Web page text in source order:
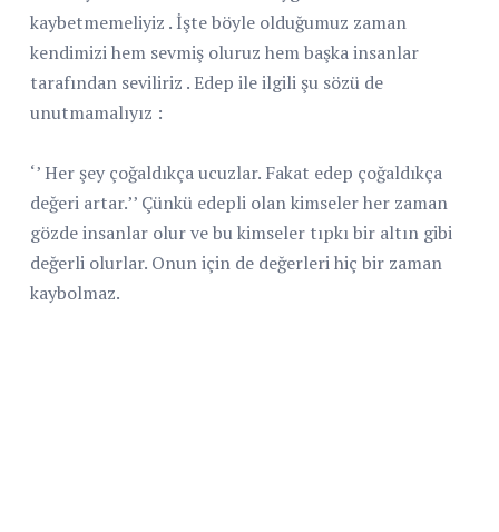
kaybetmemeliyiz . İşte böyle olduğumuz zaman
kendimizi hem sevmiş oluruz hem başka insanlar
tarafından seviliriz . Edep ile ilgili şu sözü de
unutmamalıyız :
‘’ Her şey çoğaldıkça ucuzlar. Fakat edep çoğaldıkça
değeri artar.’’ Çünkü edepli olan kimseler her zaman
gözde insanlar olur ve bu kimseler tıpkı bir altın gibi
değerli olurlar. Onun için de değerleri hiç bir zaman
kaybolmaz.